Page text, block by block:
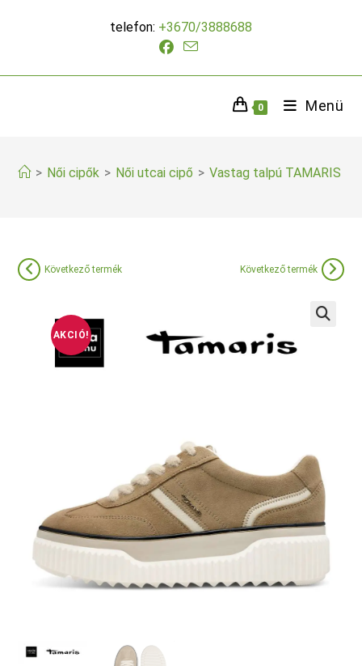
telefon: +3670/3888688
0 Menü
> Női cipők > Női utcai cipő > Vastag talpú TAMARIS
AKCIÓ!
Következő termék Következő termék